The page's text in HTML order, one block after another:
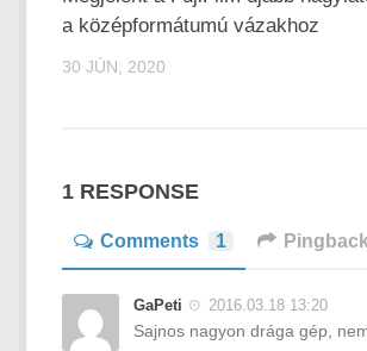
a középformátumú vázakhoz
30 JÚN, 2020
1 RESPONSE
Comments 1
GaPeti 2016.03.18 13:20
Sajnos nagyon drága gép,